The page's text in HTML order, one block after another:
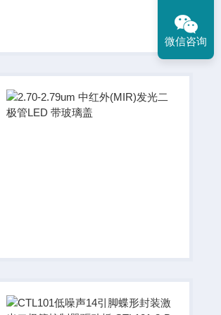
微信咨询